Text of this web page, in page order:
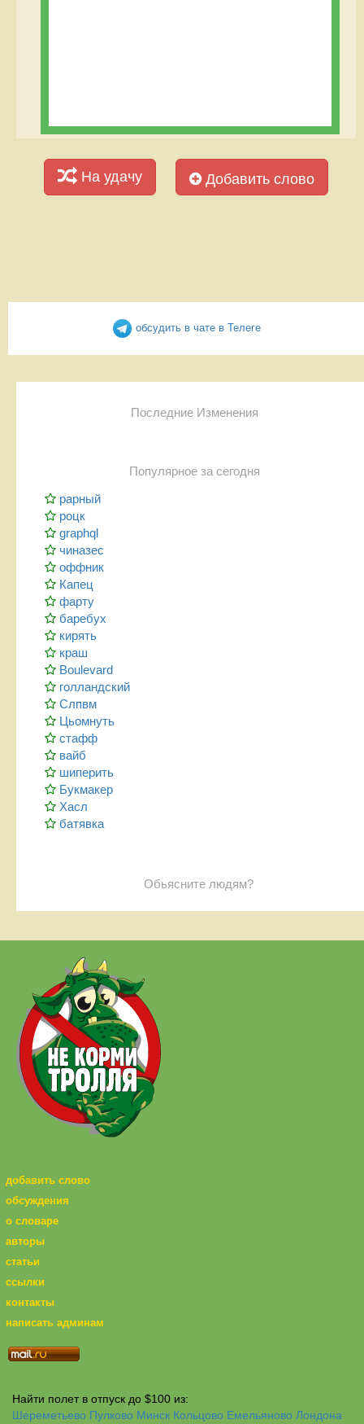
На удачу Добавить слово
обсудить в чате в Телеге
Последние Изменения
Популярное за сегодня
рарный
роцк
graphql
чиназес
оффник
Капец
фарту
баребух
кирять
краш
Boulevard
голландский
Слпвм
Цьомнуть
стафф
вайб
шиперить
Букмакер
Хасл
батявка
Обьясните людям?
добавить слово
обсуждения
о словаре
авторы
статьи
ссылки
контакты
написать админам
Найти полет в отпуск до $100 из:
Шереметьево Пулково Минск Кольцово Емельяново Лондона